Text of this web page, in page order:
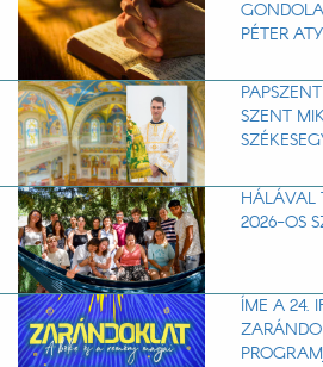
PÉTER
SZENT
HÁLÁVAL
2026-OS
ÍME A 24.